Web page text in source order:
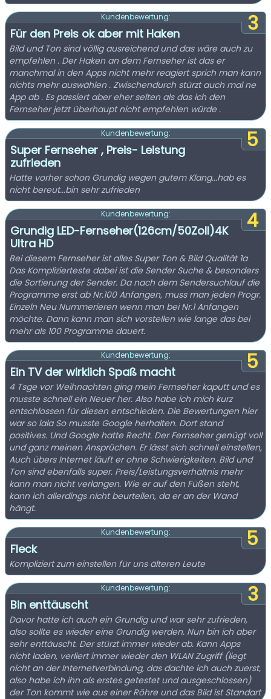
3
Kundenbewertung:
Für den Preis ok aber mit Haken
Bild und Ton sind völlig ausreichend und das wäre auch zu
empfehlen . Der Haken an dem Fernseher ist das er
manchmal in den Apps nicht mehr reagiert sprich man kann
nichts mehr auswählen . Zwischendurch stürzt auch mal ne
App ab . Es passiert aber eher selten als das ich den
Fernseher jetzt überhaupt nicht empfehlen würde .
5
Kundenbewertung:
Super Fernseher , Preis- Leistung
zufrieden
Hatte vorher schon Grundig wegen gutem Klang...hab es
nicht bereut...bin sehr zufrieden
4
Kundenbewertung:
Grundig LED-Fernseher(126cm/50Zoll)4K
Ultra HD
Bei diesem Fernseher ist alles Super Ton & Bild Qualität 1a
Das Komplizierteste dabei ist die Sender Suche & besonders
die Sortierung der Sender. Da nach dem Sendersuchlauf die
Programme erst ab Nr.100 Anfangen, muss man jeden Progr.
Einzeln Neu Nummerieren wenn man bei Nr.1 Anfangen
möchte. Dann kann man sich vorstellen wie lange das bei
mehr als 100 Programme dauert.
5
Kundenbewertung:
Ein TV der wirklich Spaß macht
4 Tsge vor Weihnachten ging mein Fernseher kaputt und es
musste schnell ein Neuer her. Also habe ich mich kurz
entschlossen für diesen entschieden. Die Bewertungen hier
war so lala So musste Google herhalten. Dort stand
positives. Und Google hatte Recht. Der Fernseher genügt voll
und ganz meinen Ansprüchen. Er lässt sich schnell einstellen,
Auch übers Internet läuft er ohne Schwierigkeiten. Bild und
Ton sind ebenfalls super. Preis/Leistungsverhältnis mehr
kann man nicht verlangen. Wie er auf den Füßen steht,
kann ich allerdings nicht beurteilen, da er an der Wand
hängt.
5
Kundenbewertung:
Fleck
Kompliziert zum einstellen für uns älteren Leute
3
Kundenbewertung:
Bin enttäuscht
Davor hatte ich auch ein Grundig und war sehr zufrieden,
also sollte es wieder eine Grundig werden. Nun bin ich aber
sehr enttäuscht. Der stürzt immer wieder ab. Kann Apps
nicht laden, verliert immer wieder den WLAN Zugriff (liegt
nicht an der Internetverbindung, das dachte ich auch zuerst,
also habe ich ihn als erstes getestet und ausgeschlossen)
der Ton kommt wie aus einer Röhre und das Bild ist Standart